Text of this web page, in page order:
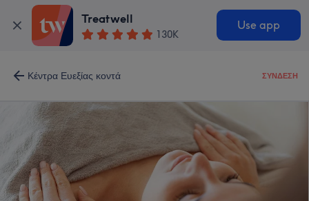
Treatwell
130K
Use app
Κέντρα Ευεξίας κοντά ΣΎΝΔΕΣΗ